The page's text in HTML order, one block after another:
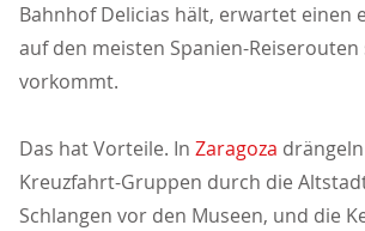
Bahnhof Delicias hält, erwartet einen
auf den meisten Spanien-
vorkommt.
Das hat Vorteile. In Zaragoza
Kreuzfahrt-Gruppen durch die
Schlangen vor den Museen, und die